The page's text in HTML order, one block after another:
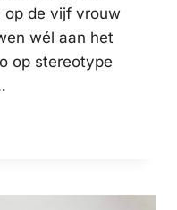
op de vijf vrouw
wél aan het
op stereotype